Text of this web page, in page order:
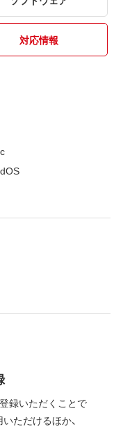
対応情報
録いただくことで
ただけるほか、